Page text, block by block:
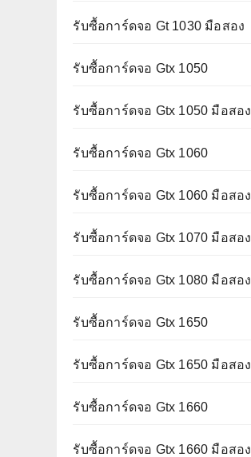
รับซื้อการ์ดจอ Gt 1030 มือสอง
รับซื้อการ์ดจอ Gtx 1050
รับซื้อการ์ดจอ Gtx 1050 มือสอง
รับซื้อการ์ดจอ Gtx 1060
รับซื้อการ์ดจอ Gtx 1060 มือสอง
รับซื้อการ์ดจอ Gtx 1070 มือสอง
รับซื้อการ์ดจอ Gtx 1080 มือสอง
รับซื้อการ์ดจอ Gtx 1650
รับซื้อการ์ดจอ Gtx 1650 มือสอง
รับซื้อการ์ดจอ Gtx 1660
รับซื้อการ์ดจอ Gtx 1660 มือสอง